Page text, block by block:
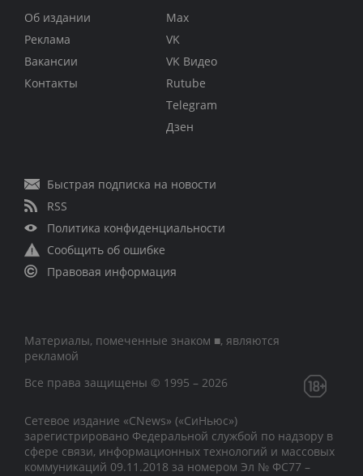
Об издании
Реклама
Вакансии
Контакты
Max
VK
VK Видео
Rutube
Telegram
Дзен
Быстрая подписка на новости
RSS
Политика конфиденциальности
Сообщить об ошибке
Правовая информация
Материалы, помеченные знаком ■, являются
рекламой
Все права защищены © 1995 – 2026
Сетевое издание «CNews» («СиНьюс»)
зарегистрировано Федеральной службой по надзору в
сфере связи, информационных технологий и массовых
коммуникаций 09.11.2018 за номером Эл № ФС77 –